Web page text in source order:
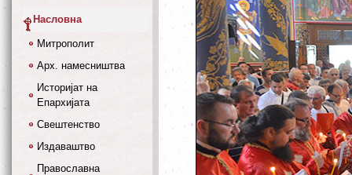
Насловна
Митрополит
Арх. намесништва
Историјат на
Епархијата
Свештенство
Издаваштво
Православна